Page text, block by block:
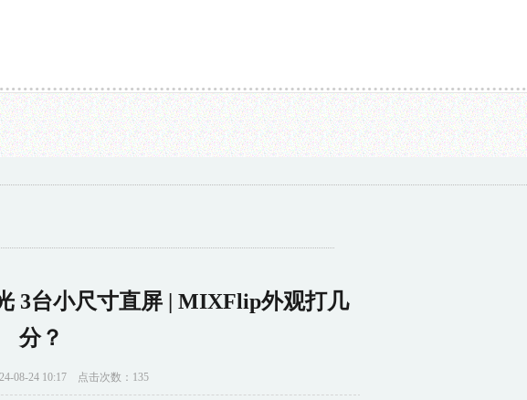
进汽车消费更新 二手车市场有望迎来高速增长...
3台小尺寸直屏 | MIXFlip外观打几
分？
08-24 10:17 点击次数：135